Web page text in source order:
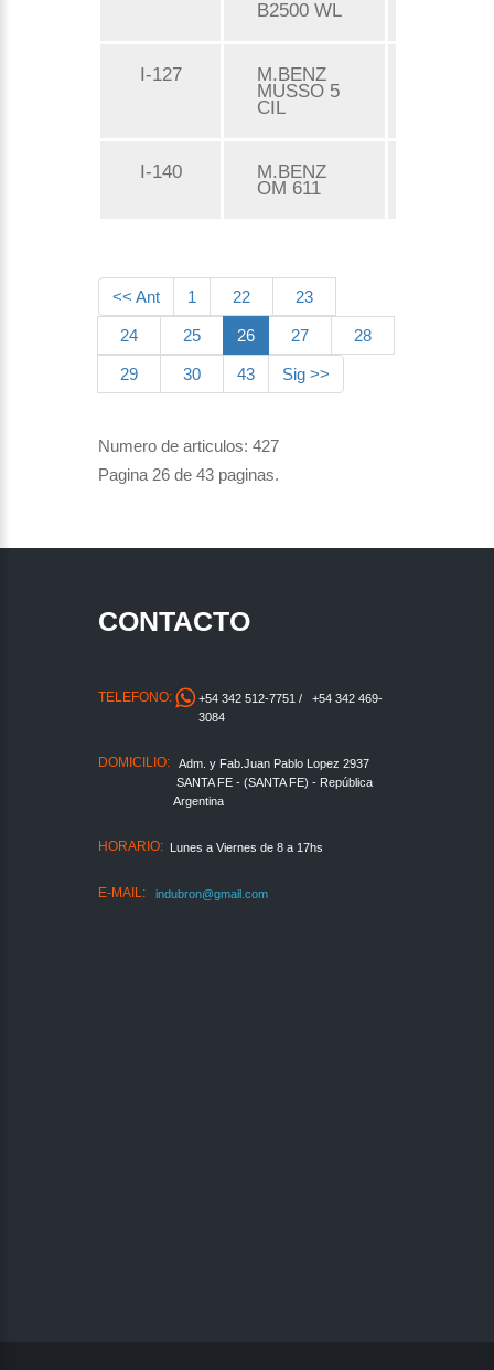
B2500 WL
I-127 M.BENZ
MUSSO 5
CIL
I-140 M.BENZ
OM 611
<< Ant 1 22 23
24 25 26 27 28
29 30 43 Sig >>
Numero de articulos: 427
Pagina 26 de 43 paginas.
CONTACTO
TELEFONO: +54 342 512-7751 /
+54 342 469-
3084
DOMICILIO:
Adm. y Fab.Juan Pablo Lopez 2937
SANTA FE - (SANTA FE) - República
Argentina
HORARIO: Lunes a Viernes de 8 a 17hs
E-MAIL: indubron@gmail.com